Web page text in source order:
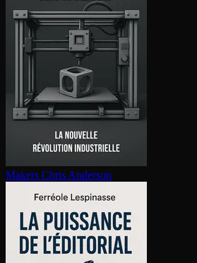
Makers Chris Anderson